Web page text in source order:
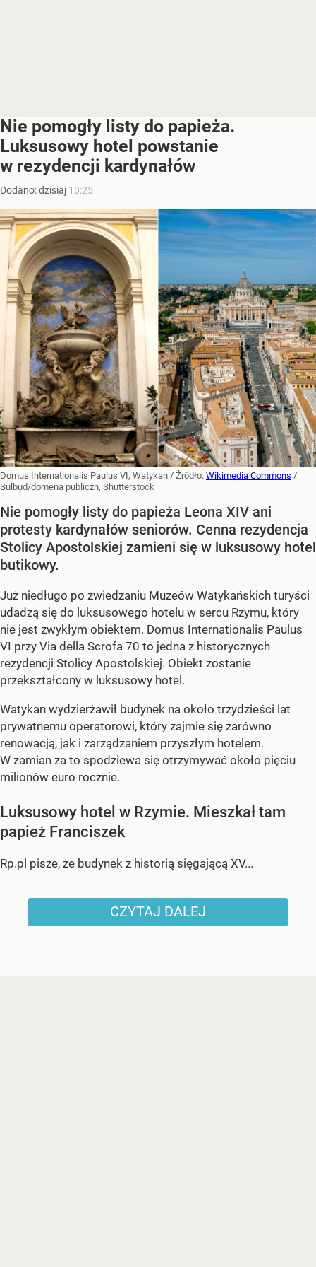
Nie pomogły listy do papieża.
Luksusowy hotel powstanie
w rezydencji kardynałów
Dodano:dzisiaj 10:25
Domus Internationalis Paulus VI, Watykan / Źródło: Wikimedia Commons /
Sulbud/domena publiczn, Shutterstock
Nie pomogły listy do papieża Leona XIV ani
protesty kardynałów seniorów. Cenna rezydencja
Stolicy Apostolskiej zamieni się w luksusowy hotel
butikowy.
Już niedługo po zwiedzaniu Muzeów Watykańskich turyści
udadzą się do luksusowego hotelu w sercu Rzymu, który
nie jest zwykłym obiektem. Domus Internationalis Paulus
VI przy Via della Scrofa 70 to jedna z historycznych
rezydencji Stolicy Apostolskiej. Obiekt zostanie
przekształcony w luksusowy hotel.
Watykan wydzierżawił budynek na około trzydzieści lat
prywatnemu operatorowi, który zajmie się zarówno
renowacją, jak i zarządzaniem przyszłym hotelem.
W zamian za to spodziewa się otrzymywać około pięciu
milionów euro rocznie.
Luksusowy hotel w Rzymie. Mieszkał tam
papież Franciszek
Rp.pl pisze, że budynek z historią sięgającą XV...
CZYTAJ DALEJ